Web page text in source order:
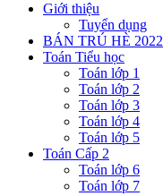
Giới thiệu
Tuyển dụng
BÁN TRÚ HÈ 2022
Toán Tiểu học
Toán lớp 1
Toán lớp 2
Toán lớp 3
Toán lớp 4
Toán lớp 5
Toán Cấp 2
Toán lớp 6
Toán lớp 7